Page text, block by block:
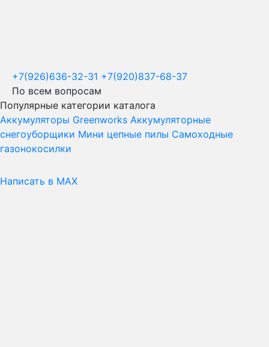
+7(926)636-32-31 +7(920)837-68-37
По всем вопросам
Популярные категории каталога
Аккумуляторы Greenworks Аккумуляторные
снегоуборщики Мини цепные пилы Самоходные
газонокосилки
Написать в MAX